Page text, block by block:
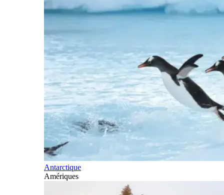
Antarctique
Amériques